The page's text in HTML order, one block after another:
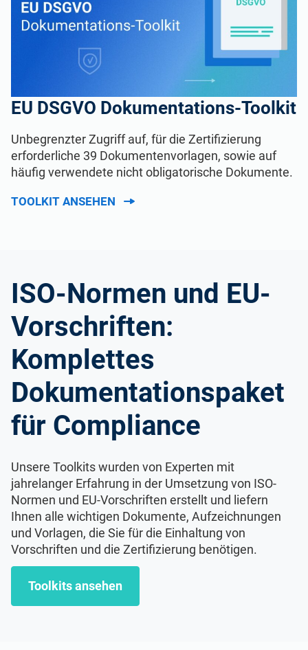
EU DSGVO Dokumentations-Toolkit
Unbegrenzter Zugriff auf, für die Zertifizierung
erforderliche 39 Dokumentenvorlagen, sowie auf
häufig verwendete nicht obligatorische Dokumente.
TOOLKIT ANSEHEN
ISO-Normen und EU-
Vorschriften:
Komplettes
Dokumentationspaket
für Compliance
Unsere Toolkits wurden von Experten mit
jahrelanger Erfahrung in der Umsetzung von ISO-
Normen und EU-Vorschriften erstellt und liefern
Ihnen alle wichtigen Dokumente, Aufzeichnungen
und Vorlagen, die Sie für die Einhaltung von
Vorschriften und die Zertifizierung benötigen.
Toolkits ansehen